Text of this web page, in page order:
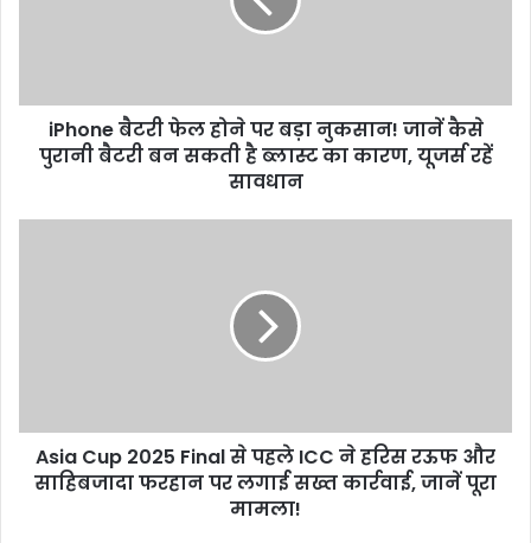
कैसे
बैटरी
iPhone बैटरी फेल होने पर बड़ा नुकसान! जानें कैसे
पुरानी बैटरी बन सकती है ब्लास्ट का कारण, यूजर्स रहें
सावधान
हरिस
रऊफ
और
Asia Cup 2025 Final से पहले ICC ने हरिस रऊफ और
साहिबजादा फरहान पर लगाई सख्त कार्रवाई, जानें पूरा
मामला!